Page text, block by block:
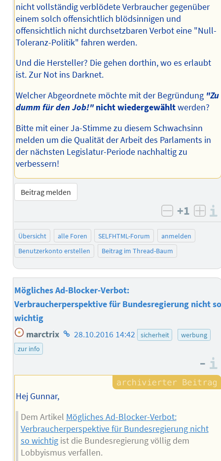
nicht vollständig verblödete Verbraucher gegenüber
einem solch offensichtlich blödsinnigen und
offensichtlich nicht durchsetzbaren Verbot eine "Null-
Toleranz-Politik" fahren werden.
Und die Hersteller? Die gehen dorthin, wo es erlaubt
ist. Zur Not ins Darknet.
Welcher Abgeordnete möchte mit der Begründung "Zu
dumm für den Job!" nicht wiedergewähltwerden?
Bitte mit einer Ja-Stimme zu diesem Schwachsinn
melden um die Qualität der Arbeit des Parlaments in
der nächsten Legislatur-Periode nachhaltig zu
verbessern!
Beitrag melden
negativ
+1
Übersicht alle Foren SELFHTML-Forum
anmelden
Benutzerkonto erstellen
Beitrag im Thread-Baum
Mögliches Ad-Blocker-Verbot:
Verbraucherperspektive für Bundesregierung nicht
wichtig
marctrix Homepage
28.10.2016 14:42 sicherheit
werbung
zur info
–
Hej Gunnar,
Dem Artikel Mögliches Ad-Blocker-Verbot:
Verbraucherperspektive für Bundesregierung nicht
so wichtigist die Bundesregierung völlig dem
Lobbyismus verfallen.